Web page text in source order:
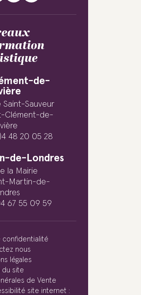
de-
Sauveur
Clément-de-
48 20 05 28
de-Londres
la Mairie
Martin-de-
67 55 09 59
confidentialité
nous
légales
du site
de Vente
site internet :